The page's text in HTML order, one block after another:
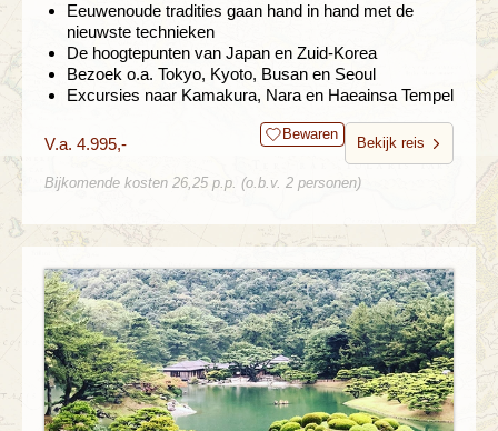
Eeuwenoude tradities gaan hand in hand met de
nieuwste technieken
De hoogtepunten van Japan en Zuid-Korea
Bezoek o.a. Tokyo, Kyoto, Busan en Seoul
Excursies naar Kamakura, Nara en Haeainsa Tempel
V.a. 4.995,- Bewaren
Bekijk reis
Bijkomende kosten 26,25 p.p. (o.b.v. 2 personen)